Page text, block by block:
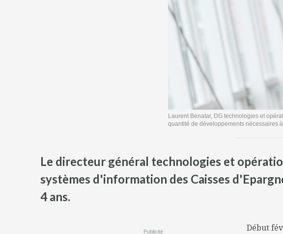
Laurent Benatar, DG technologies et
quantité de développements nécessaires
Le directeur général technologies et
systèmes d'information des Caisses
4 ans.
Publicité
Début